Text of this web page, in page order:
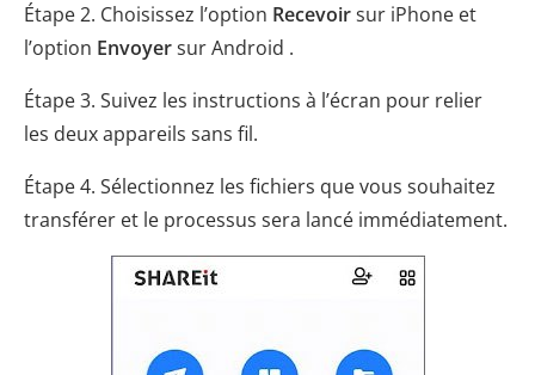
Étape 2. Choisissez l’option Recevoirsur iPhone et
l’option Envoyersur Android .
Étape 3. Suivez les instructions à l’écran pour relier
les deux appareils sans fil.
Étape 4. Sélectionnez les fichiers que vous souhaitez
transférer et le processus sera lancé immédiatement.